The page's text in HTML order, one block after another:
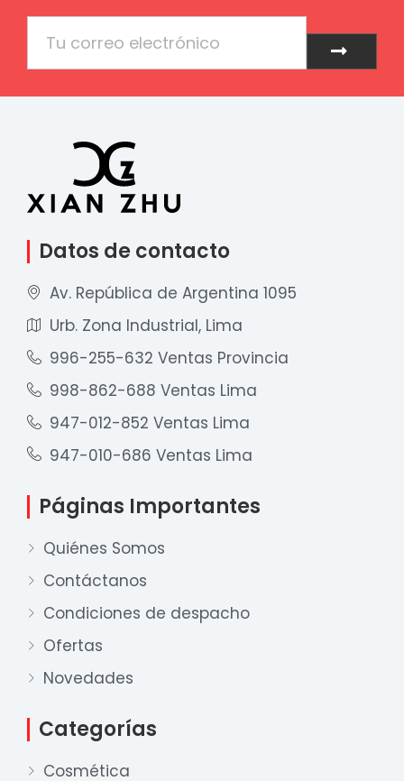
Enviar
Datos de contacto
Av. República de Argentina 1095
Urb. Zona Industrial, Lima
996-255-632 Ventas Provincia
998-862-688 Ventas Lima
947-012-852 Ventas Lima
947-010-686 Ventas Lima
Páginas Importantes
Quiénes Somos
Contáctanos
Condiciones de despacho
Ofertas
Novedades
Categorías
Cosméticapara responder a sus preguntas. ¡Lo